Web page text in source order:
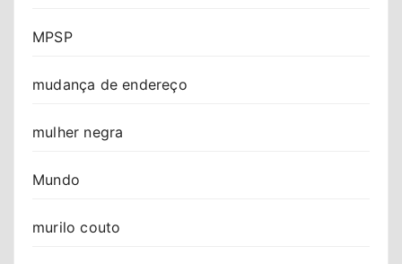
MPSP
mudança de endereço
mulher negra
Mundo
murilo couto